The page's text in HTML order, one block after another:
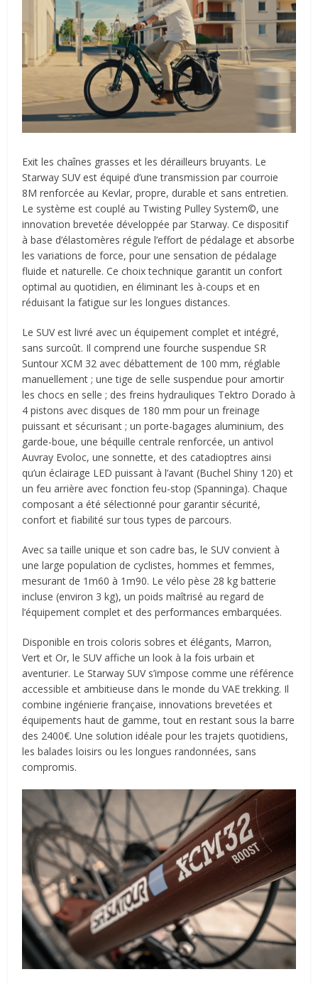
Exit les chaînes grasses et les dérailleurs bruyants. Le
Starway SUV est équipé d’une transmission par courroie
8M renforcée au Kevlar, propre, durable et sans entretien.
Le système est couplé au Twisting Pulley System©, une
innovation brevetée développée par Starway. Ce dispositif
à base d’élastomères régule l’effort de pédalage et absorbe
les variations de force, pour une sensation de pédalage
fluide et naturelle. Ce choix technique garantit un confort
optimal au quotidien, en éliminant les à-coups et en
réduisant la fatigue sur les longues distances.
Le SUV est livré avec un équipement complet et intégré,
sans surcoût. Il comprend une fourche suspendue SR
Suntour XCM 32 avec débattement de 100 mm, réglable
manuellement ; une tige de selle suspendue pour amortir
les chocs en selle ; des freins hydrauliques Tektro Dorado à
4 pistons avec disques de 180 mm pour un freinage
puissant et sécurisant ; un porte-bagages aluminium, des
garde-boue, une béquille centrale renforcée, un antivol
Auvray Evoloc, une sonnette, et des catadioptres ainsi
qu’un éclairage LED puissant à l’avant (Buchel Shiny 120) et
un feu arrière avec fonction feu-stop (Spanninga). Chaque
composant a été sélectionné pour garantir sécurité,
confort et fiabilité sur tous types de parcours.
Avec sa taille unique et son cadre bas, le SUV convient à
une large population de cyclistes, hommes et femmes,
mesurant de 1m60 à 1m90. Le vélo pèse 28 kg batterie
incluse (environ 3 kg), un poids maîtrisé au regard de
l’équipement complet et des performances embarquées.
Disponible en trois coloris sobres et élégants, Marron,
Vert et Or, le SUV affiche un look à la fois urbain et
aventurier. Le Starway SUV s’impose comme une référence
accessible et ambitieuse dans le monde du VAE trekking. Il
combine ingénierie française, innovations brevetées et
équipements haut de gamme, tout en restant sous la barre
des 2400€. Une solution idéale pour les trajets quotidiens,
les balades loisirs ou les longues randonnées, sans
compromis.